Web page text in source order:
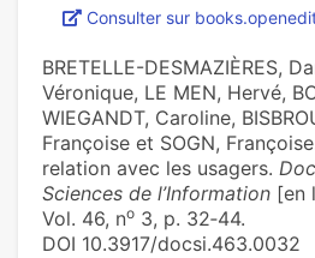
Consulter sur
BRETELLE-DESMAZIÈRES,
Véronique, LE MEN, Hervé,
WIEGANDT, Caroline,
Françoise et SOGN,
relation avec les usagers.
Sciences de l’Information [en
Vol. 46, no 3, p. 32‑44.
DOI 10.3917/docsi.463.0032